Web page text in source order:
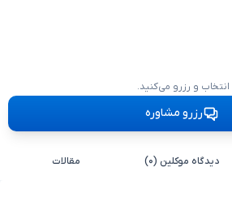
انتخاب و رزرو می‌کنید.
رزرو مشاوره
دیدگاه موکلین (۰) مقالات